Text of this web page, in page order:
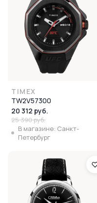
TIMEX
TW2V57300
20 312 руб.
25 390 руб.
В магазине: Санкт-
Петербург